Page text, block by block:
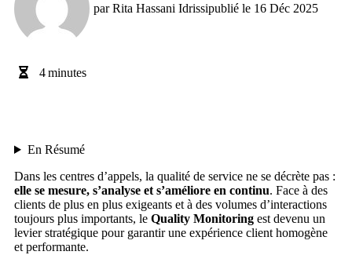
parRita Hassani Idrissipublié le 16 Déc 2025
4minutes
En Résumé
Dans les centres d’appels, la qualité de service ne se décrète pas :
elle se mesure, s’analyse et s’améliore en continu. Face à des
clients de plus en plus exigeants et à des volumes d’interactions
toujours plus importants, le Quality Monitoring est devenu un
levier stratégique pour garantir une expérience client homogène
et performante.